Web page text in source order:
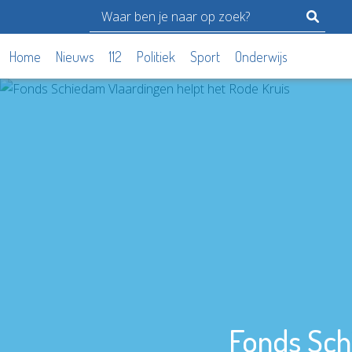
Home Nieuws 112 Politiek Sport Onderwijs
Fonds